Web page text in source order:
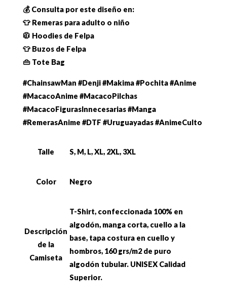
💰 Consulta por este diseño en:
👕 Remeras para adulto o niño
🧥 Hoodies de Felpa
👕 Buzos de Felpa
👜 Tote Bag
#ChainsawMan #Denji #Makima #Pochita #Anime
#MacacoAnime #MacacoPilchas
#MacacoFigurasInnecesarias #Manga
#RemerasAnime #DTF #Uruguayadas #AnimeCulto
Talle S, M, L, XL, 2XL, 3XL
Color Negro
Descripción
de la
Camiseta
T-Shirt, confeccionada 100% en
algodón, manga corta, cuello a la
base, tapa costura en cuello y
hombros, 160 grs/m2 de puro
algodón tubular. UNISEX Calidad
Superior.